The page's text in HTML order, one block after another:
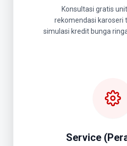
Konsultasi gratis
rekomendasi karoseri
simulasi kredit bunga
Service